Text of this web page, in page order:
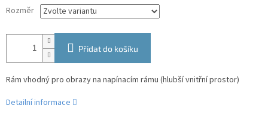
Rozměr
Přidat do košíku
Rám vhodný pro obrazy na napínacím rámu (hlubší vnitřní prostor)
Detailní informace